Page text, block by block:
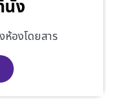
นั่ง
ห้องโดยสาร